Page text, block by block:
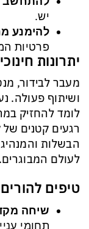
יש.
להימנע
פרטיות
יתרונות
מעבר לבידור,
ושיתוף פעולה.
לומד להחזיק
רגעים קטנים
הבשלות
לעולם המבוגרים.
טיפים
שיחה
תחומי